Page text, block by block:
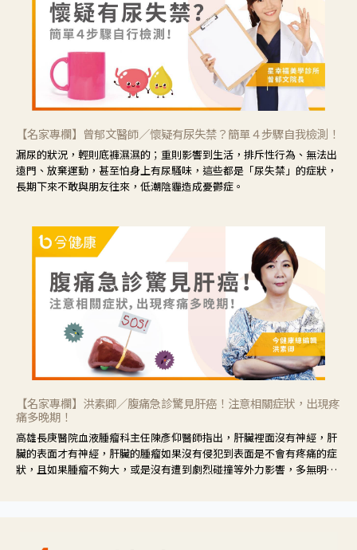
【名家專欄】曾郁文醫師／懷疑有尿失禁？簡單４步驟自我檢測！
漏尿的狀況，輕則底褲濕濕的；重則影響到生活，排斥性行為、無法出
遠門、放棄運動，甚至怕身上有尿騷味，這些都是「尿失禁」的症狀，
長期下來不敢與朋友往來，低潮陰霾造成憂鬱症。
【名家專欄】洪素卿／腹痛急診驚見肝癌！注意相關症狀，出現疼
痛多晚期！
高雄長庚醫院血液腫瘤科主任陳彥仰醫師指出，肝臟裡面沒有神經，肝
臟的表面才有神經，肝臟的腫瘤如果沒有侵犯到表面是不會有疼痛的症
狀，且如果腫瘤不夠大，或是沒有遭到劇烈碰撞等外力影響，多無明顯